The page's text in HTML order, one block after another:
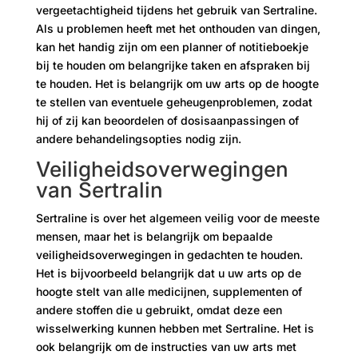
vergeetachtigheid tijdens het gebruik van Sertraline.
Als u problemen heeft met het onthouden van dingen,
kan het handig zijn om een ​​planner of notitieboekje
bij te houden om belangrijke taken en afspraken bij
te houden. Het is belangrijk om uw arts op de hoogte
te stellen van eventuele geheugenproblemen, zodat
hij of zij kan beoordelen of dosisaanpassingen of
andere behandelingsopties nodig zijn.
Veiligheidsoverwegingen
van Sertralin
Sertraline is over het algemeen veilig voor de meeste
mensen, maar het is belangrijk om bepaalde
veiligheidsoverwegingen in gedachten te houden.
Het is bijvoorbeeld belangrijk dat u uw arts op de
hoogte stelt van alle medicijnen, supplementen of
andere stoffen die u gebruikt, omdat deze een
wisselwerking kunnen hebben met Sertraline. Het is
ook belangrijk om de instructies van uw arts met